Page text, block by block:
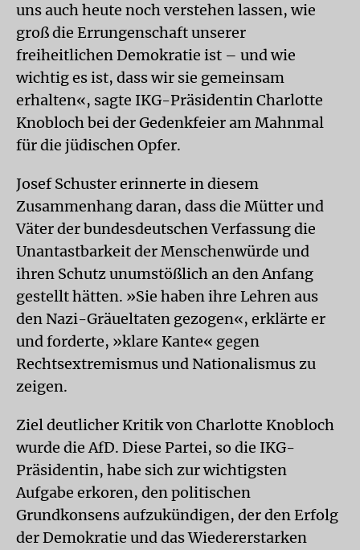
uns auch heute noch verstehen lassen, wie
groß die Errungenschaft unserer
freiheitlichen Demokratie ist – und wie
wichtig es ist, dass wir sie gemeinsam
erhalten«, sagte IKG-Präsidentin Charlotte
Knobloch bei der Gedenkfeier am Mahnmal
für die jüdischen Opfer.
Josef Schuster erinnerte in diesem
Zusammenhang daran, dass die Mütter und
Väter der bundesdeutschen Verfassung die
Unantastbarkeit der Menschenwürde und
ihren Schutz unumstößlich an den Anfang
gestellt hätten. »Sie haben ihre Lehren aus
den Nazi-Gräueltaten gezogen«, erklärte er
und forderte, »klare Kante« gegen
Rechtsextremismus und Nationalismus zu
zeigen.
Ziel deutlicher Kritik von Charlotte Knobloch
wurde die AfD. Diese Partei, so die IKG-
Präsidentin, habe sich zur wichtigsten
Aufgabe erkoren, den politischen
Grundkonsens aufzukündigen, der den Erfolg
der Demokratie und das Wiedererstarken